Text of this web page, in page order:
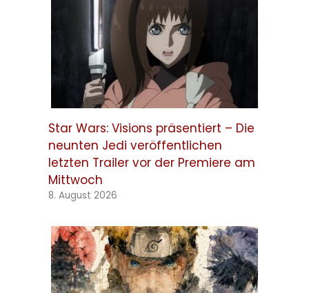
Star Wars: Visions präsentiert – Die
neunten Jedi veröffentlichen
letzten Trailer vor der Premiere am
Mittwoch
8. August 2026